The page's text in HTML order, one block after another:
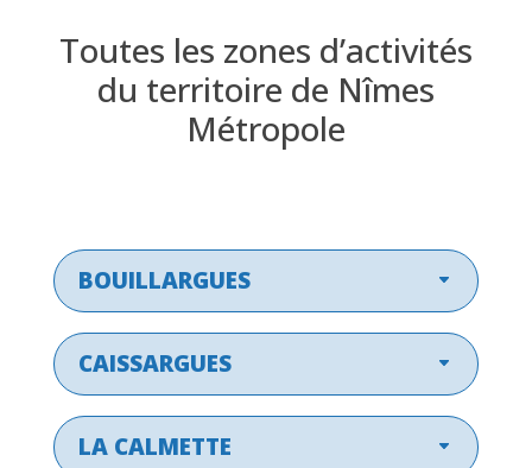
Toutes les zones d’activités
du territoire de Nîmes
Métropole
BOUILLARGUES
CAISSARGUES
LA CALMETTE